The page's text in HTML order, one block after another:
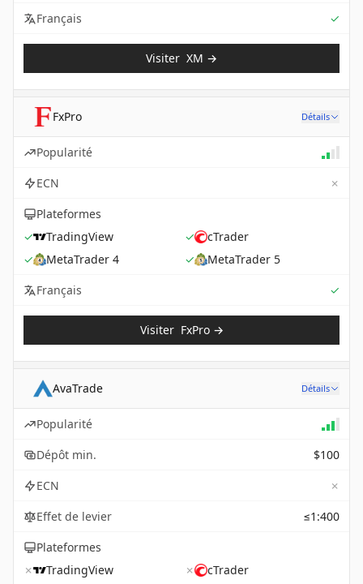
Français ✓
Visiter XM →
FxPro Détails
Popularité
ECN
✗
Plateformes
✓
TradingView ✓
cTrader
✓
MetaTrader 4 ✓
MetaTrader 5
Français
✓
Visiter FxPro→
AvaTrade Détails
Popularité
Dépôt min.
$100
ECN
✗
Effet de levier
≤1:400
Plateformes
✗
TradingView ✗
cTrader